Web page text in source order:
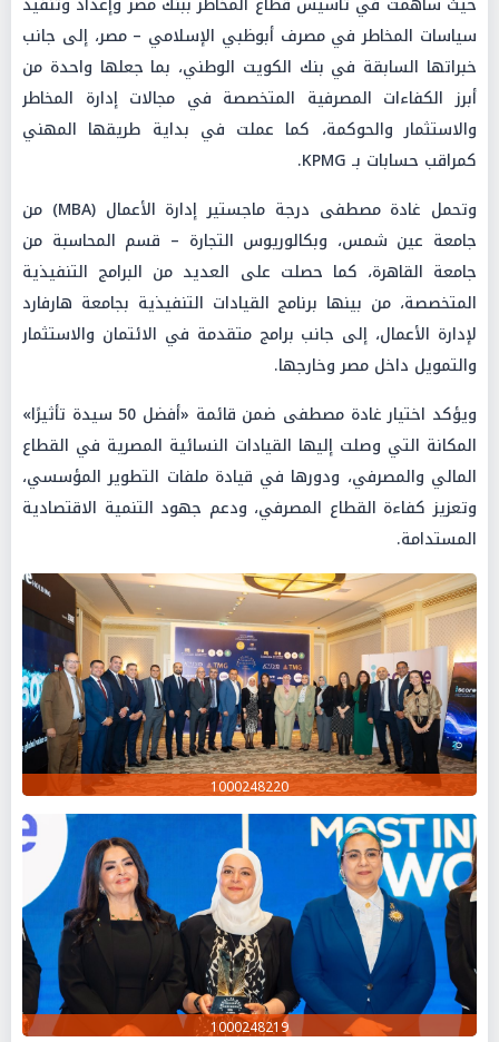
سياسات المخاطر في مصرف أبوظبي الإسلامي – مصر، إلى جانب
خبراتها السابقة في بنك الكويت الوطني، بما جعلها واحدة من
أبرز الكفاءات المصرفية المتخصصة في مجالات إدارة المخاطر
والاستثمار والحوكمة، كما عملت في بداية طريقها المهني
كمراقب حسابات بـ KPMG.
وتحمل غادة مصطفى درجة ماجستير إدارة الأعمال (MBA) من
جامعة عين شمس، وبكالوريوس التجارة – قسم المحاسبة من
جامعة القاهرة، كما حصلت على العديد من البرامج التنفيذية
المتخصصة، من بينها برنامج القيادات التنفيذية بجامعة هارفارد
لإدارة الأعمال، إلى جانب برامج متقدمة في الائتمان والاستثمار
والتمويل داخل مصر وخارجها.
ويؤكد اختيار غادة مصطفى ضمن قائمة «أفضل 50 سيدة تأثيرًا»
المكانة التي وصلت إليها القيادات النسائية المصرية في القطاع
المالي والمصرفي، ودورها في قيادة ملفات التطوير المؤسسي،
وتعزيز كفاءة القطاع المصرفي، ودعم جهود التنمية الاقتصادية
المستدامة.
1000248220
1000248219